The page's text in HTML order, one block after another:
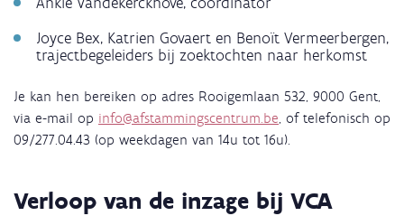
Joyce Bex, Katrien Govaert en Benoït Vermeerbergen,
trajectbegeleiders bij zoektochten naar herkomst
Je kan hen bereiken op adres Rooigemlaan 532, 9000 Gent,
via e-mail op info@afstammingscentrum.be of telefonisch op
09/277.04.43 (op weekdagen van 14u tot 16u).
Verloop van de inzage bij VCA